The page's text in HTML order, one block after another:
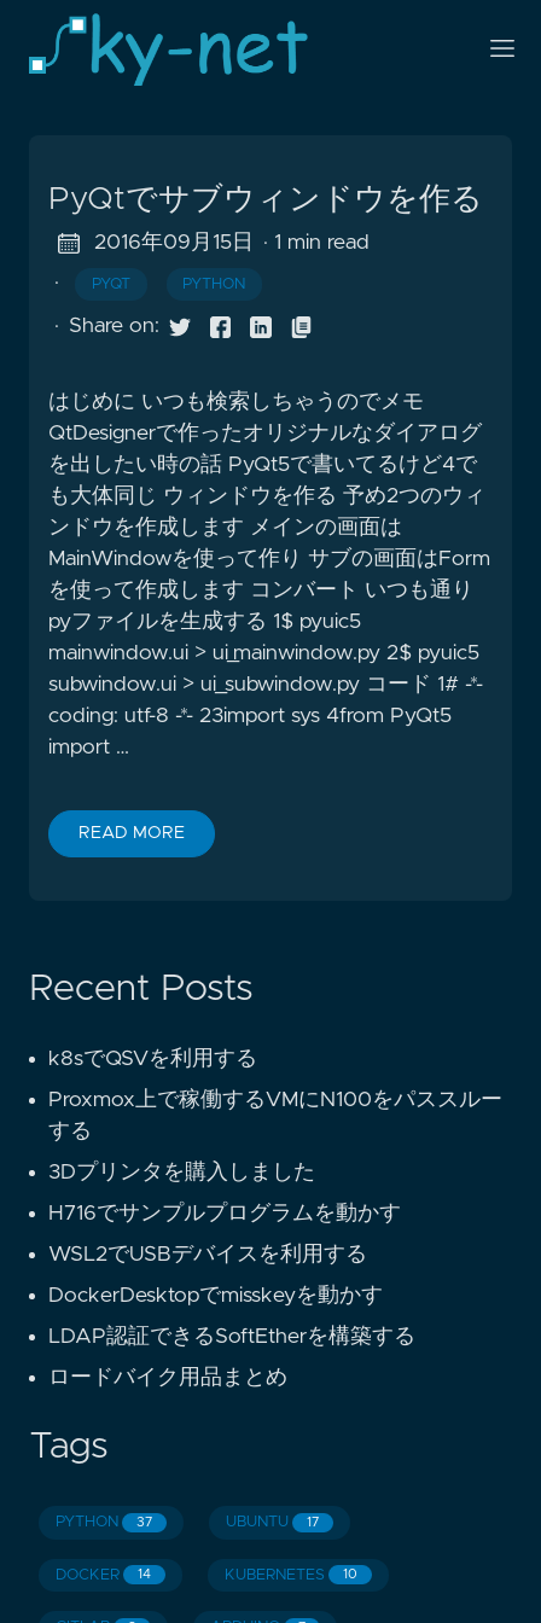
PyQtでサブウィンドウを作る
2016年09月15日
· 1 min read
·
PYQT PYTHON
· Share on:
はじめに いつも検索しちゃうのでメモ
QtDesignerで作ったオリジナルなダイアログ
を出したい時の話 PyQt5で書いてるけど4で
も大体同じ ウィンドウを作る 予め2つのウィ
ンドウを作成します メインの画面は
MainWindowを使って作り サブの画面はForm
を使って作成します コンバート いつも通り
pyファイルを生成する 1$ pyuic5
mainwindow.ui > ui_mainwindow.py 2$ pyuic5
subwindow.ui > ui_subwindow.py コード 1# -*-
coding: utf-8 -*- 23import sys 4from PyQt5
import …
READ MORE
Recent Posts
k8sでQSVを利用する
Proxmox上で稼働するVMにN100をパススルー
する
3Dプリンタを購入しました
H716でサンプルプログラムを動かす
WSL2でUSBデバイスを利用する
DockerDesktopでmisskeyを動かす
LDAP認証できるSoftEtherを構築する
ロードバイク用品まとめ
Tags
PYTHON 37 UBUNTU 17
DOCKER 14 KUBERNETES 10